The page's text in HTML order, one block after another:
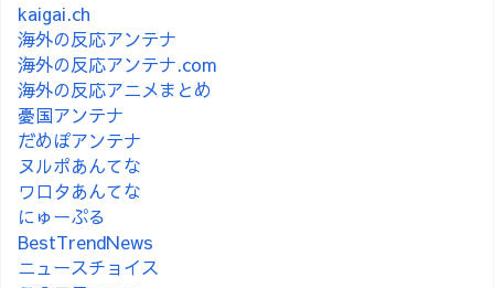
kaigai.ch
海外の反応アンテナ
海外の反応アンテナ.com
海外の反応アニメまとめ
憂国アンテナ
だめぽアンテナ
ヌルポあんてな
ワロタあんてな
にゅーぷる
BestTrendNews
ニュースチョイス